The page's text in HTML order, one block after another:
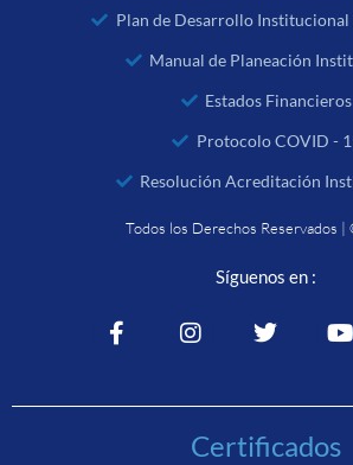
Plan de Desarrollo Institucional
Manual de Planeación
Estados Financieros
Protocolo COVID -
Resolución Acreditación
Todos los Derechos Reservados
Síguenos en :
Certificados